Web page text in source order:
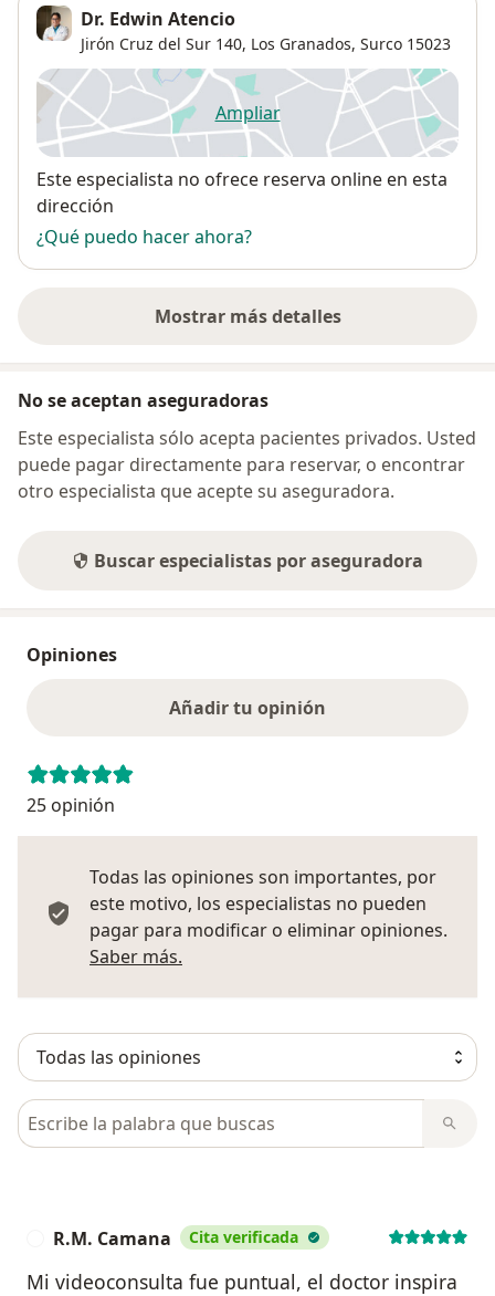
Dr. Edwin Atencio
Jirón Cruz del Sur 140, Los Granados, Surco 15023
Ampliarse abre en una nueva
Disponibilidad
Este especialista no ofrece reserva online en esta
dirección
¿Qué puedo hacer ahora?
Mostrar más detalles
sobre la dirección
No se aceptan aseguradoras
Este especialista sólo acepta pacientes privados. Usted
puede pagar directamente para reservar, o encontrar
otro especialista que acepte su aseguradora.
Buscar especialistas por aseguradora
Opiniones
Añadir tu opinión
25 opinión
Todas las opiniones son importantes, por
este motivo, los especialistas no pueden
pagar para modificar o eliminar opiniones.
Saber más.
Busca en opiniones
R.M. Camana Cita verificada
Mi videoconsulta fue puntual, el doctor inspira